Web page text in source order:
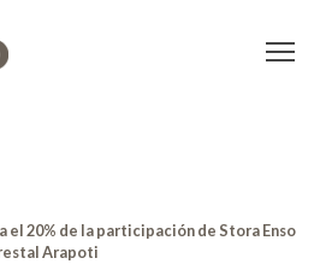
el 20% de la participación de Stora Enso
Arapoti